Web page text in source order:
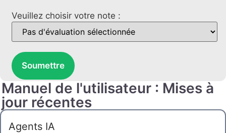
Veuillez choisir votre note :
Soumettre
Manuel de l'utilisateur : Mises à
jour récentes
Agents IA